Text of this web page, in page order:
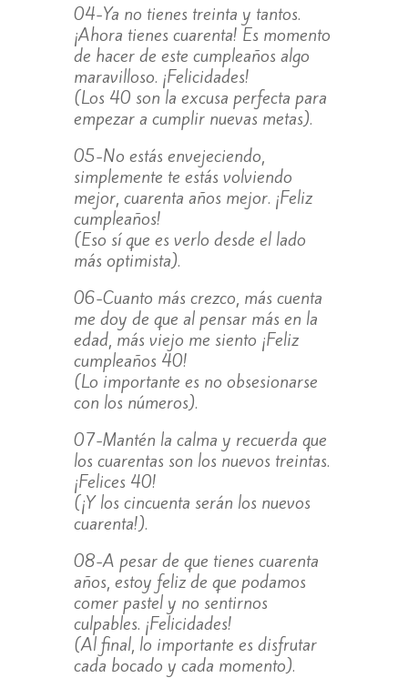
04-Ya no tienes treinta y tantos.
¡Ahora tienes cuarenta! Es momento
de hacer de este cumpleaños algo
maravilloso. ¡Felicidades!
(Los 40 son la excusa perfecta para
empezar a cumplir nuevas metas).
05-No estás envejeciendo,
simplemente te estás volviendo
mejor, cuarenta años mejor. ¡Feliz
cumpleaños!
(Eso sí que es verlo desde el lado
más optimista).
06-Cuanto más crezco, más cuenta
me doy de que al pensar más en la
edad, más viejo me siento ¡Feliz
cumpleaños 40!
(Lo importante es no obsesionarse
con los números).
07-Mantén la calma y recuerda que
los cuarentas son los nuevos treintas.
¡Felices 40!
(¡Y los cincuenta serán los nuevos
cuarenta!).
08-A pesar de que tienes cuarenta
años, estoy feliz de que podamos
comer pastel y no sentirnos
culpables. ¡Felicidades!
(Al final, lo importante es disfrutar
cada bocado y cada momento).